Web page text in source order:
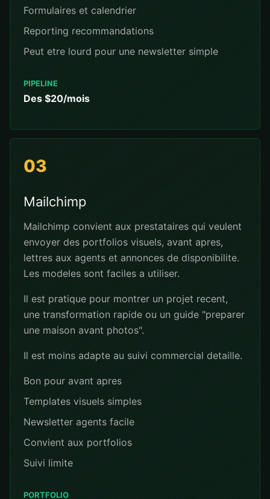
Formulaires et calendrier
Reporting recommandations
Peut etre lourd pour une newsletter simple
PIPELINE
Des $20/mois
03
Mailchimp
Mailchimp convient aux prestataires qui veulent
envoyer des portfolios visuels, avant apres,
lettres aux agents et annonces de disponibilite.
Les modeles sont faciles a utiliser.
Il est pratique pour montrer un projet recent,
une transformation rapide ou un guide "preparer
une maison avant photos".
Il est moins adapte au suivi commercial detaille.
Bon pour avant apres
Templates visuels simples
Newsletter agents facile
Convient aux portfolios
Suivi limite
PORTFOLIO